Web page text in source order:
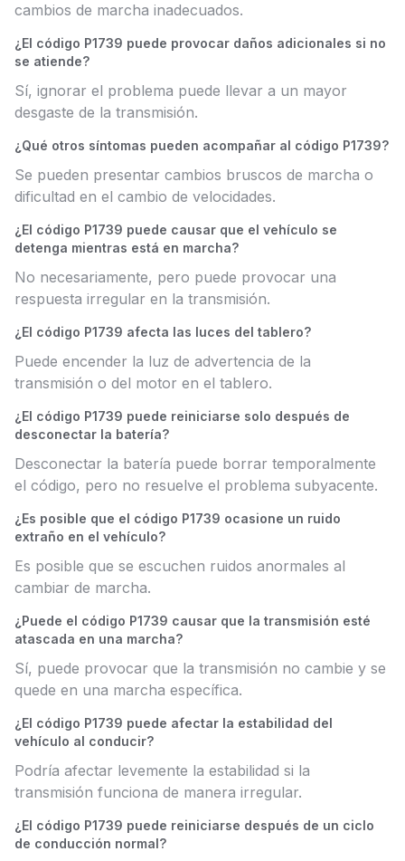
cambios de marcha inadecuados.
¿El código P1739 puede provocar daños adicionales si no
se atiende?
Sí, ignorar el problema puede llevar a un mayor
desgaste de la transmisión.
¿Qué otros síntomas pueden acompañar al código P1739?
Se pueden presentar cambios bruscos de marcha o
dificultad en el cambio de velocidades.
¿El código P1739 puede causar que el vehículo se
detenga mientras está en marcha?
No necesariamente, pero puede provocar una
respuesta irregular en la transmisión.
¿El código P1739 afecta las luces del tablero?
Puede encender la luz de advertencia de la
transmisión o del motor en el tablero.
¿El código P1739 puede reiniciarse solo después de
desconectar la batería?
Desconectar la batería puede borrar temporalmente
el código, pero no resuelve el problema subyacente.
¿Es posible que el código P1739 ocasione un ruido
extraño en el vehículo?
Es posible que se escuchen ruidos anormales al
cambiar de marcha.
¿Puede el código P1739 causar que la transmisión esté
atascada en una marcha?
Sí, puede provocar que la transmisión no cambie y se
quede en una marcha específica.
¿El código P1739 puede afectar la estabilidad del
vehículo al conducir?
Podría afectar levemente la estabilidad si la
transmisión funciona de manera irregular.
¿El código P1739 puede reiniciarse después de un ciclo
de conducción normal?